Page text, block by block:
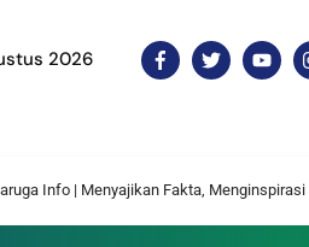
2026
Icon
Icon
Icon
Fakta, Menginspirasi Dunia –